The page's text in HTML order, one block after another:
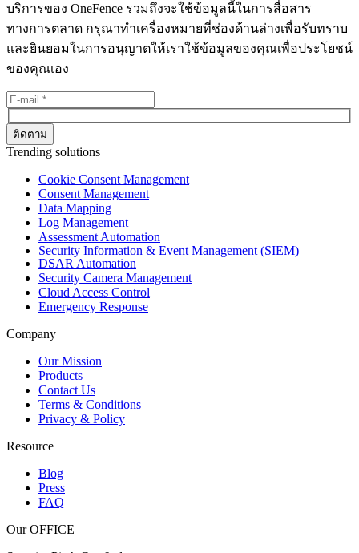
บริการของ OneFence รวมถึงจะใช้ข้อมูลนี้ในการสื่อสาร
ทางการตลาด กรุณาทำเครื่องหมายที่ช่องด้านล่างเพื่อรับทราบ
และยินยอมในการอนุญาตให้เราใช้ข้อมูลของคุณเพื่อประโยชน์
ของคุณเอง
Trending solutions
Cookie Consent Management
Consent Management
Data Mapping
Log Management
Assessment Automation
Security Information & Event Management (SIEM)
DSAR Automation
Security Camera Management
Cloud Access Control
Emergency Response
Company
Our Mission
Products
Contact Us
Terms & Conditions
Privacy & Policy
Resource
Blog
Press
FAQ
Our OFFICE